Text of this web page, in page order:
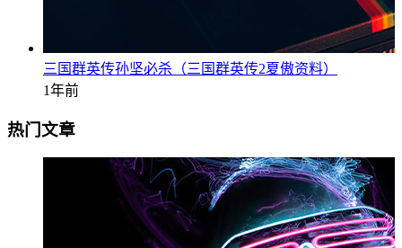
三国群英传孙坚必杀（三国群英传2夏傲资料）
1年前
热门文章